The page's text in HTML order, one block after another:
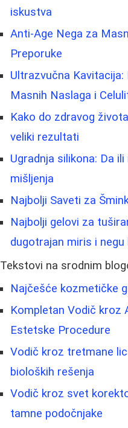
iskustva
Anti-Age Nega za
Preporuke
Ultrazvučna Kavitacija:
Masnih Naslaga i
Kako do zdravog
veliki rezultati
Ugradnja silikona: Da
mišljenja
Najbolji Saveti za
Najbolji gelovi za
dugotrajan miris i negu
Tekstovi na srodnim
Najčešće kozmetičke
Kompletan Vodič kroz
Estetske Procedure
Vodič kroz tretmane
bioloških rešenja
Vodič kroz svet
tamne podočnjake